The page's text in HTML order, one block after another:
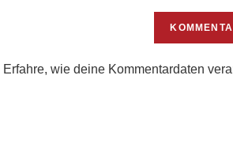
Erfahre, wie deine Kommentardaten